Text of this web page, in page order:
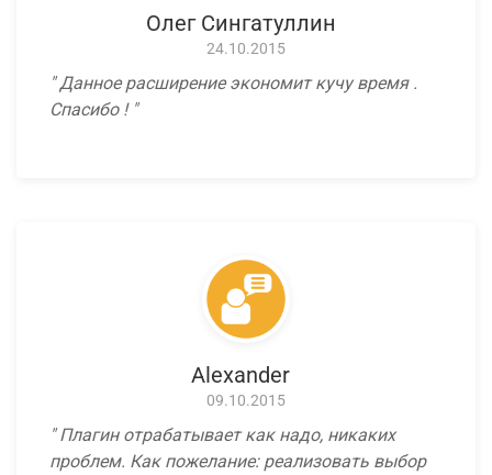
Олег Сингатуллин
24.10.2015
Данное расширение экономит кучу время .
Спасибо !
Alexander
09.10.2015
Плагин отрабатывает как надо, никаких
проблем. Как пожелание: реализовать выбор